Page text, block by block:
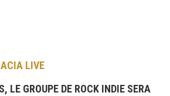
LIVE
LE GROUPE DE ROCK INDIE SERA